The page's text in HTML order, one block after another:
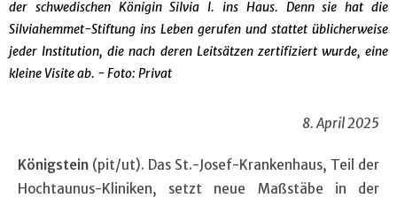
der schwedischen Königin Silvia I. ins Haus. Denn sie hat die
Silviahemmet-Stiftung ins Leben gerufen und stattet üblicherweise
jeder Institution, die nach deren Leitsätzen zertifiziert wurde, eine
kleine Visite ab. - Foto: Privat
8. April 2025
Königstein (pit/ut). Das St.-Josef-Krankenhaus, Teil der
Hochtaunus-Kliniken, setzt neue Maßstäbe in der